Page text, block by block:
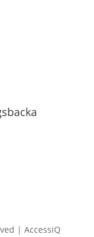
| AccessiQ